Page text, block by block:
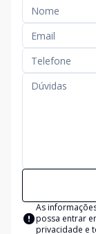
As
possa entrar
privacidade e